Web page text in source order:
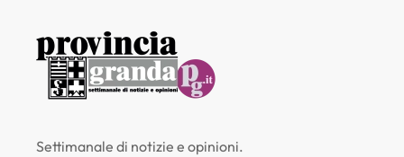
Settimanale di notizie e opinioni.